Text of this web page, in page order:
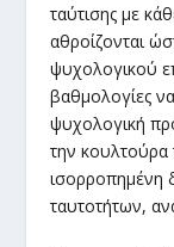
ταύτισης με
αθροίζονται
ψυχολογικού
βαθμολογίες
ψυχολογική
την
ισορροπημένη
ταυτοτήτων,